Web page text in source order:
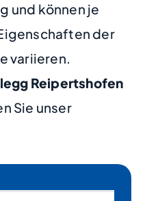
und können je
der
variieren.
Reipertshofen
Sie unser